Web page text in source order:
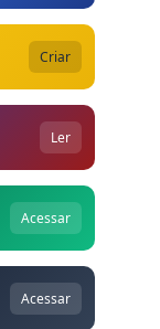
Criar
Ler
Acessar
Acessar